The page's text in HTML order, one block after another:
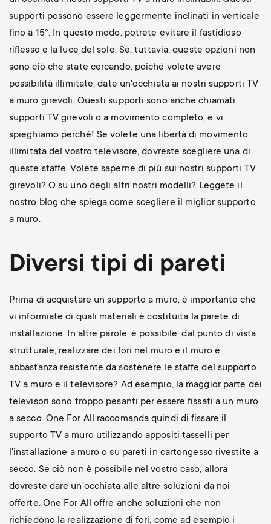
supporti possono essere leggermente inclinati in verticale
fino a 15°. In questo modo, potrete evitare il fastidioso
riflesso e la luce del sole. Se, tuttavia, queste opzioni non
sono ciò che state cercando, poiché volete avere
possibilità illimitate, date un'occhiata ai nostri supporti TV
a muro girevoli. Questi supporti sono anche chiamati
supporti TV girevoli o a movimento completo, e vi
spieghiamo perché! Se volete una libertà di movimento
illimitata del vostro televisore, dovreste scegliere una di
queste staffe. Volete saperne di più sui nostri supporti TV
girevoli? O su uno degli altri nostri modelli? Leggete il
nostro blog che spiega come scegliere il miglior supporto
a muro.
Diversi tipi di pareti
Prima di acquistare un supporto a muro, è importante che
vi informiate di quali materiali è costituita la parete di
installazione. In altre parole, è possibile, dal punto di vista
strutturale, realizzare dei fori nel muro e il muro è
abbastanza resistente da sostenere le staffe del supporto
TV a muro e il televisore? Ad esempio, la maggior parte dei
televisori sono troppo pesanti per essere fissati a un muro
a secco. One For All raccomanda quindi di fissare il
supporto TV a muro utilizzando appositi tasselli per
l'installazione a muro o su pareti in cartongesso rivestite a
secco. Se ciò non è possibile nel vostro caso, allora
dovreste dare un'occhiata alle altre soluzioni da noi
offerte. One For All offre anche soluzioni che non
richiedono la realizzazione di fori, come ad esempio i